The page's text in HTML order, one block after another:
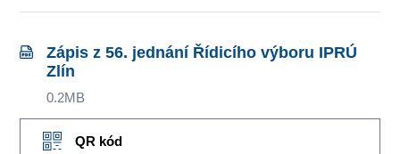
Zápis z 56. jednání Řídicího výboru IPRÚ
Zlín
0.2MB
QR kód